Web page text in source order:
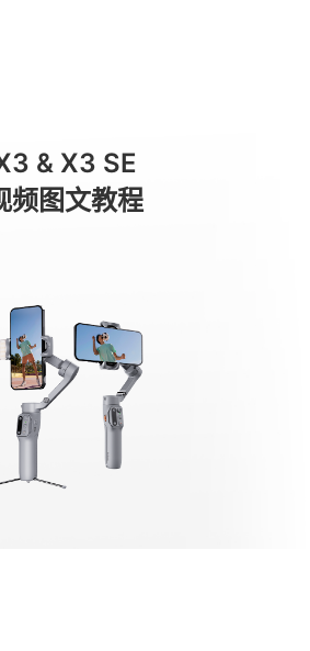
& X3 SE
频图文教程